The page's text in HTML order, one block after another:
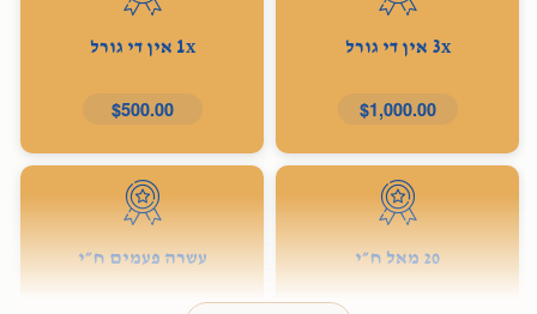
3x אין די גורל
$1,000.00
1x אין די גורל
$500.00
20 מאל ח״י עשרה פעמים ח״י